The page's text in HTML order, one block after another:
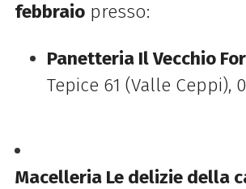
febbraio presso:
Panetteria Il Vecchio
Tepice 61 (Valle Ceppi),
Macelleria Le delizie della